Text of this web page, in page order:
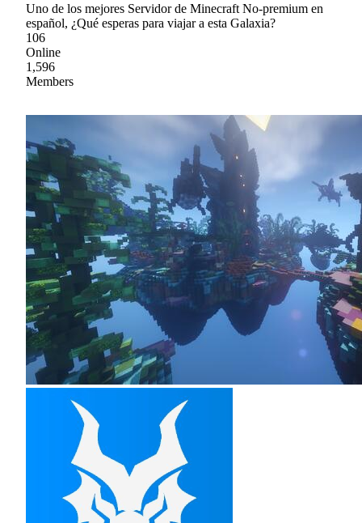
Uno de los mejores Servidor de Minecraft No-premium en
español, ¿Qué esperas para viajar a esta Galaxia?
106
Online
1,596
Members